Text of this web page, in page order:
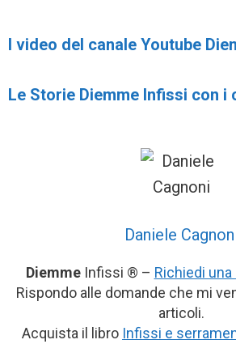
I video del canale Youtube
Le Storie Diemme Infissi con i
Daniele
Diemme Infissi ® – Richiedi
Rispondo alle domande che mi
articoli.
Acquista il libro Infissi e